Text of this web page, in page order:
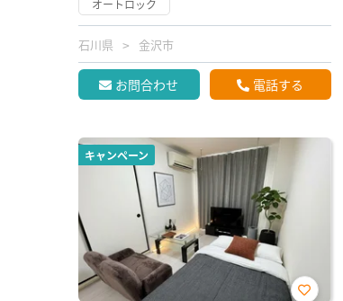
オートロック
石川県 金沢市
お問合わせ 電話する
キャンペーン